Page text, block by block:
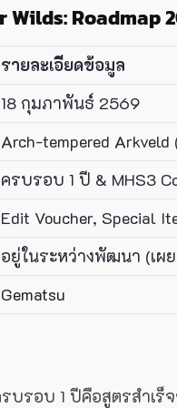
Roadmap
รายละเอียดข้อมูล
18 กุมภาพันธ์ 2569
Arch-tempered Arkveld
ครบรอบ 1 ปี & MHS3
Edit Voucher, Special
อยู่ในระหว่างพัฒนา (เผ
Gematsu
บรอบ 1 ปีคือสูตรสำเ